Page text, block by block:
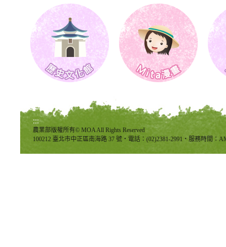
:::
農業部版權所有© MOA All Rights Reserved
100212 臺北市中正區南海路 37 號‧電話：(02)2381-2991‧服務時間：